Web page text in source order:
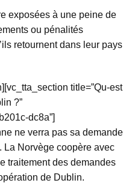
exposées à une peine de
ou pénalités
retournent dans leur pays
title=”Qu-est
?”
dc8a”]
ne verra pas sa demande
La Norvège coopère avec
traitement des demandes
de Dublin.